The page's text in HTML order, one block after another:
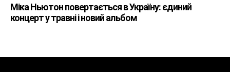
Міка Ньютон повертається в Україну: єдиний
концерт у травні і новий альбом